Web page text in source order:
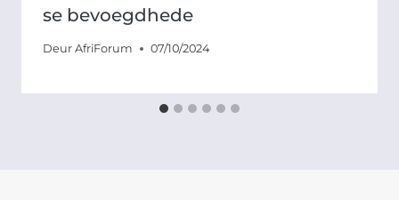
se bevoegdhede
Deur AfriForum 07/10/2024